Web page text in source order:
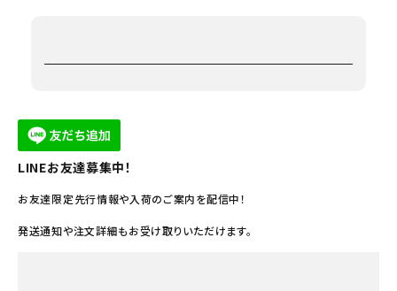
LINEお友達募集中！
お友達限定先行情報や入荷のご案内を配信中！
発送通知や注文詳細もお受け取りいただけます。